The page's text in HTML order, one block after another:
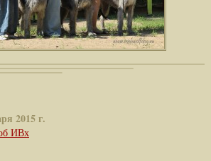
2015 г.
ИВх